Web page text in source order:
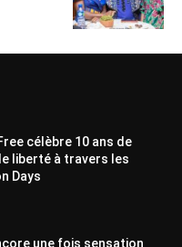
célèbre 10 ans de
liberté à travers les
Days
une fois sensation